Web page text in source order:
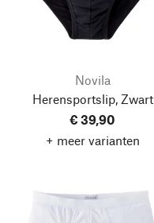
Novila
Herensportslip, Zwart
€ 39,90
+ meer varianten